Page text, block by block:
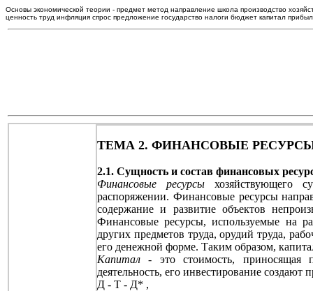
Основы экономической теории - предмет метод направление школа производство
ценность труд инфляция спрос предложение государство налоги бюджет капитал
ТЕМА 2. ФИНАНСОВЫЕ
2.1. Сущность и состав финансовых
Финансовые ресурсыхозяйствующего
распоряжении. Финансовые ресурсы
содержание и развитие объектов
Финансовые ресурсы, используемые на
других предметов труда, орудий труда,
его денежной форме. Таким образом,
Капитал - это стоимость, приносящая
деятельность, его инвестирование
Д - Т - Д* ,